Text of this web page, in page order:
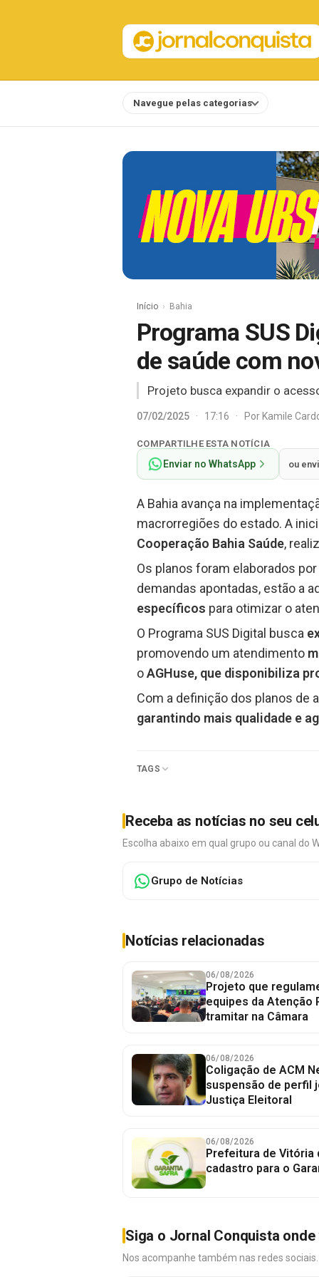
Navegue pelas categorias
Início Bahia
Programa SUS
de saúde com
Projeto busca expandir o
07/02/2025 · 17:16 · PorKamile
COMPARTILHE ESTA NOTÍCIA
Enviar no WhatsApp ou
A Bahia avança na
macrorregiões do estado. A
Cooperação Bahia Saúde,
Os planos foram elaborados
demandas apontadas, estão a
específicos para otimizar o
O Programa SUS Digital busca
promovendo um atendimento
oAGHuse, que disponibiliza
Com a definição dos planos de
garantindo mais qualidade e
TAGS
Receba as notícias no seu
Escolha abaixo em qual grupo ou canal do
Grupo de Notícias
Notícias relacionadas
06/08/2026
Projeto que
equipes da Atenção
tramitar na Câmara
06/08/2026
Coligação de ACM
suspensão de perfil
Justiça Eleitoral
06/08/2026
Prefeitura de Vitória
cadastro para o
Siga o Jornal Conquista
Nos acompanhe também nas redes